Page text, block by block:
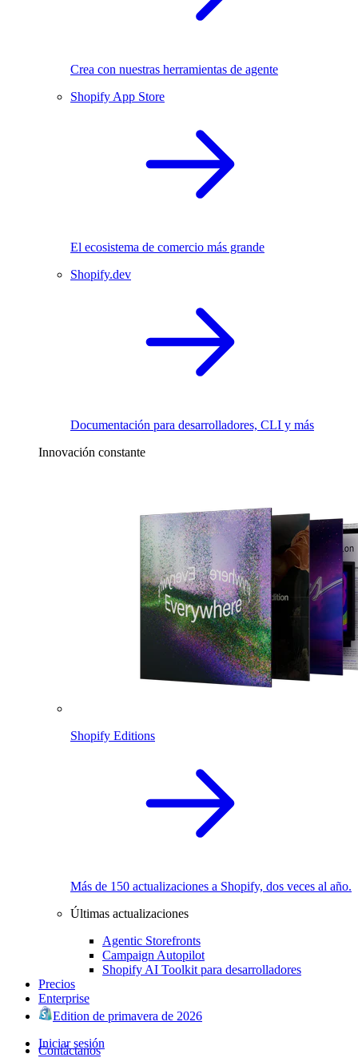
Crea con nuestras herramientas de agente
Shopify App Store
El ecosistema de comercio más grande
Shopify.dev
Documentación para desarrolladores, CLI y más
Innovación constante
Shopify Editions
Más de 150 actualizaciones a Shopify, dos veces al año.
Últimas actualizaciones
Agentic Storefronts
Campaign Autopilot
Shopify AI Toolkit para desarrolladores
Precios
Enterprise
Edition de primavera de 2026
Iniciar sesión
Contáctanos